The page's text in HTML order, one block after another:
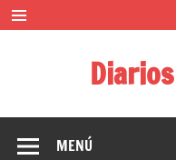
Saltar
contenido
MENÚ